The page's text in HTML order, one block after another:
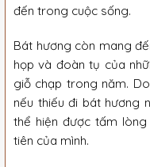
đến trong cuộc sống.
Bát hương còn mang
họp và đoàn tụ của
giỗ chạp trong năm.
nếu thiếu đi bát hương
thể hiện được tấm
tiên của mình.